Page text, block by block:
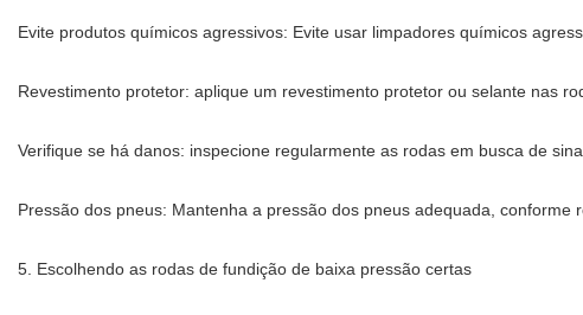
Evite produtos químicos agressivos: Evite usar limpadores químicos
Revestimento protetor: aplique um revestimento protetor ou selante nas
Verifique se há danos: inspecione regularmente as rodas em busca de
Pressão dos pneus: Mantenha a pressão dos pneus adequada,
5. Escolhendo as rodas de fundição de baixa pressão certas